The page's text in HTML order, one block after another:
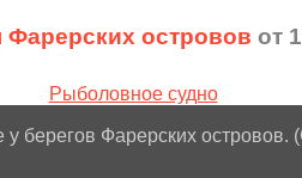
островов от
берегов Фарерских островов.